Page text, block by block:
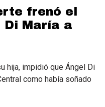
frenó el
Di María a
hija, impidió que Ángel Di
como había soñado